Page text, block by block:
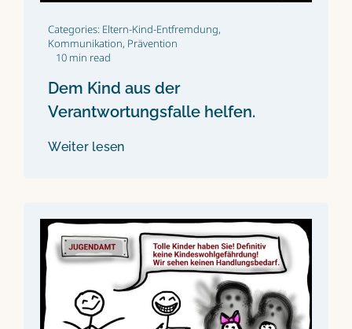
Categories: Eltern-Kind-Entfremdung,
Kommunikation, Prävention
10 min read
Dem Kind aus der
Verantwortungsfalle helfen.
Weiter lesen